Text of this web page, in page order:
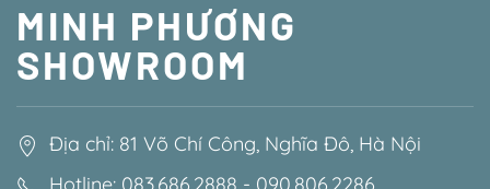
MINH PHƯƠNG
SHOWROOM
Địa chỉ: 81 Võ Chí Công, Nghĩa Đô, Hà Nội